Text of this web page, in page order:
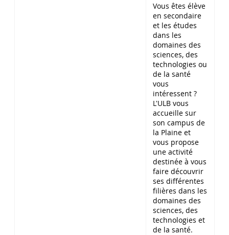
Vous êtes élève
en secondaire
et les études
dans les
domaines des
sciences, des
technologies ou
de la santé
vous
intéressent ?
L'ULB vous
accueille sur
son campus de
la Plaine et
vous propose
une activité
destinée à vous
faire découvrir
ses différentes
filières dans les
domaines des
sciences, des
technologies et
de la santé.